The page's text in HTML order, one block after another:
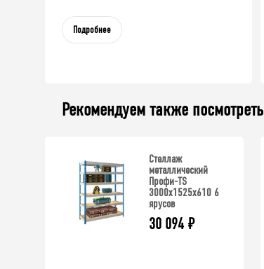
Подробнее
Рекомендуем также посмотреть
Стеллаж
металлический
Профи-TS
3000х1525х610 6
ярусов
30 094 ₽